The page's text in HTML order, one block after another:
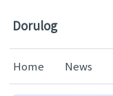
Dorulog
Home News